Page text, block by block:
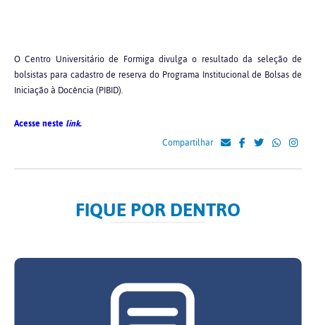
O Centro Universitário de Formiga divulga o resultado da seleção de
bolsistas para cadastro de reserva do Programa Institucional de Bolsas de
Iniciação à Docência (PIBID).
Acesse neste link.
Compartilhar
FIQUE POR DENTRO